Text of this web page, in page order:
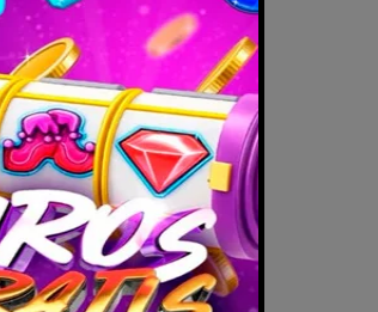
en deportes muestran
musculares que se
Comparadas, el yoga
con IA podrían
aunque aún en
fatiga. En
sola; la clave es